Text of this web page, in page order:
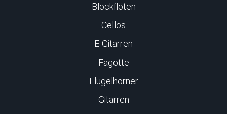
Blockflöten
Cellos
E-Gitarren
Fagotte
Flügelhörner
Gitarren